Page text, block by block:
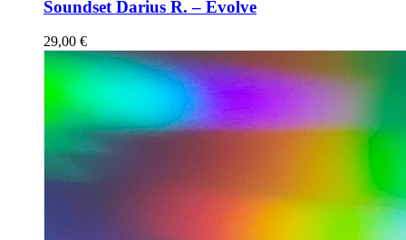
Soundset Darius R. – Evolve
29,00 €